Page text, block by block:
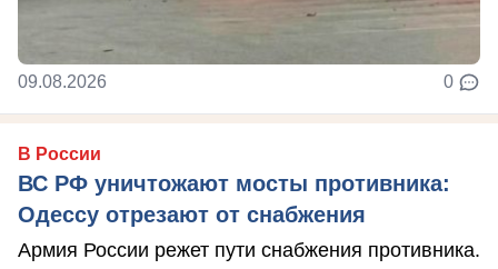
09.08.2026 0
В России
ВС РФ уничтожают мосты противника:
Одессу отрезают от снабжения
Армия России режет пути снабжения противника.